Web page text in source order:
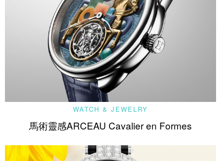
WATCH & JEWELRY
馬術靈感ARCEAU Cavalier en Formes